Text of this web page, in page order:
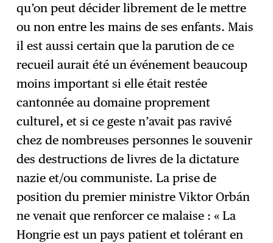
qu’on peut décider librement de le mettre
ou non entre les mains de ses enfants. Mais
il est aussi certain que la parution de ce
recueil aurait été un événement beaucoup
moins important si elle était restée
cantonnée au domaine proprement
culturel, et si ce geste n’avait pas ravivé
chez de nombreuses personnes le souvenir
des destructions de livres de la dictature
nazie et/ou communiste. La prise de
position du premier ministre Viktor Orbán
ne venait que renforcer ce malaise : « La
Hongrie est un pays patient et tolérant en